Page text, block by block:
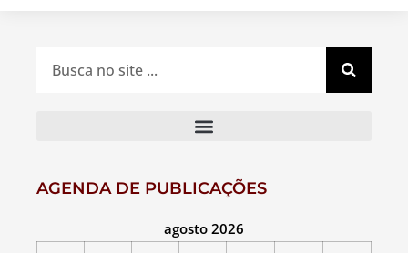
AGENDA DE PUBLICAÇÕES
agosto 2026